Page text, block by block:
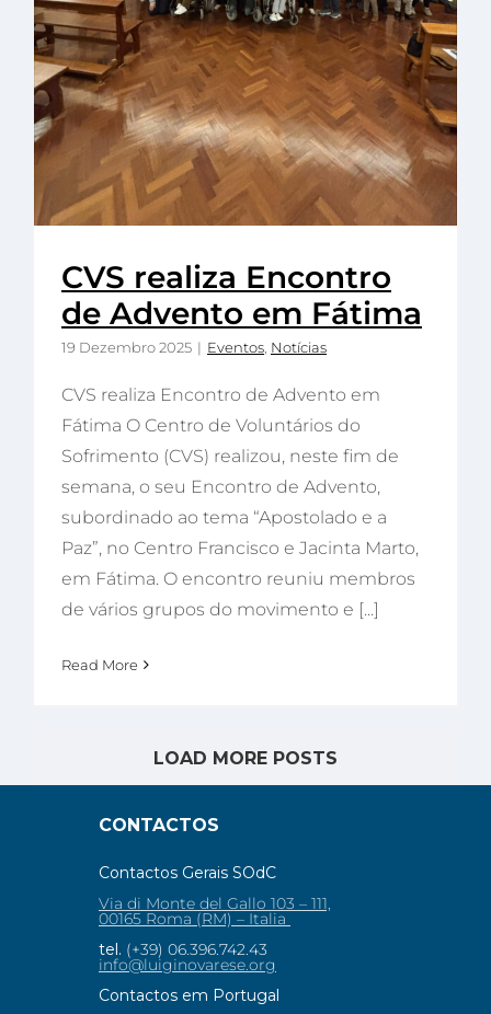
CVS realiza Encontro
de Advento em Fátima
19 Dezembro 2025 | Eventos Notícias
CVS realiza Encontro de Advento em
Fátima O Centro de Voluntários do
Sofrimento (CVS) realizou, neste fim de
semana, o seu Encontro de Advento,
subordinado ao tema “Apostolado e a
Paz”, no Centro Francisco e Jacinta Marto,
em Fátima. O encontro reuniu membros
de vários grupos do movimento e [...]
Read More
LOAD MORE POSTS
CONTACTOS
Contactos Gerais SOdC
Via di Monte del Gallo 103 – 111,
00165 Roma (RM) – Italia
tel. (+39) 06.396.742.43
info@luiginovarese.org
Contactos em Portugal